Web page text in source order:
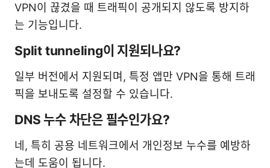
VPN이 끊겼을 때 트래픽이 공개되지 않도록 방지하
는 기능입니다.
Split tunneling이 지원되나요?
일부 버전에서 지원되며, 특정 앱만 VPN을 통해 트래
픽을 보내도록 설정할 수 있습니다.
DNS 누수 차단은 필수인가요?
네, 특히 공용 네트워크에서 개인정보 누수를 예방하
는데 도움이 됩니다.